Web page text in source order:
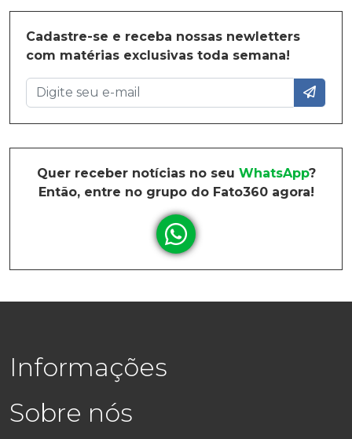
Cadastre-se e receba nossas newletters
com matérias exclusivas toda semana!
Quer receber notícias no seu WhatsApp?
Então, entre no grupo do Fato360 agora!
Informações
Sobre nós